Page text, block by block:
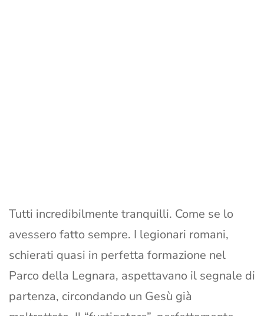
Tutti incredibilmente tranquilli. Come se lo
avessero fatto sempre. I legionari romani,
schierati quasi in perfetta formazione nel
Parco della Legnara, aspettavano il segnale di
partenza, circondando un Gesù già